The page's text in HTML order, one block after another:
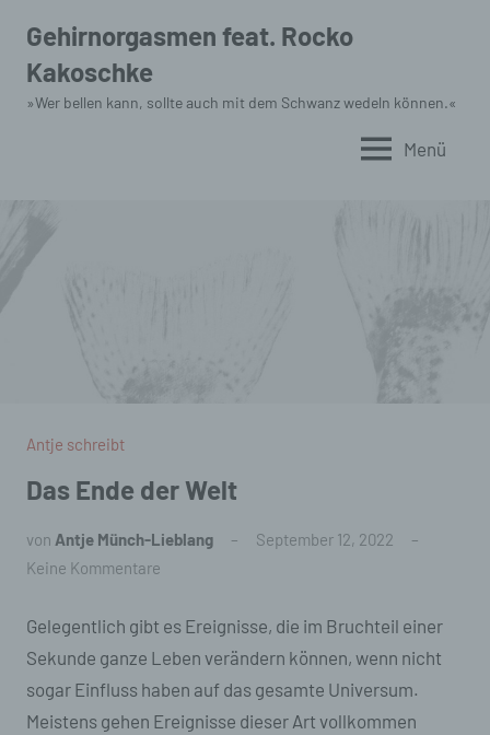
Inhalt
springen
Gehirnorgasmen feat. Rocko
Kakoschke
»Wer bellen kann, sollte auch mit dem Schwanz wedeln können.«
Menü
Antje schreibt
Das Ende der Welt
von Antje Münch-Lieblang
September 12, 2022
Keine Kommentare
Gelegentlich gibt es Ereignisse, die im Bruchteil einer
Sekunde ganze Leben verändern können, wenn nicht
sogar Einfluss haben auf das gesamte Universum.
Meistens gehen Ereignisse dieser Art vollkommen